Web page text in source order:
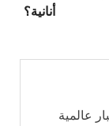
أنانية؟
عالمية